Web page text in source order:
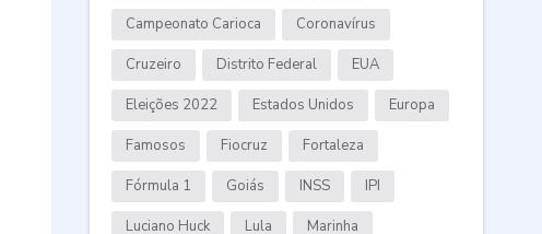
Campeonato Carioca Coronavírus
Cruzeiro Distrito Federal EUA
Eleições 2022 Estados Unidos Europa
Famosos Fiocruz Fortaleza
Fórmula 1 Goiás INSS IPI
Luciano Huck Lula Marinha